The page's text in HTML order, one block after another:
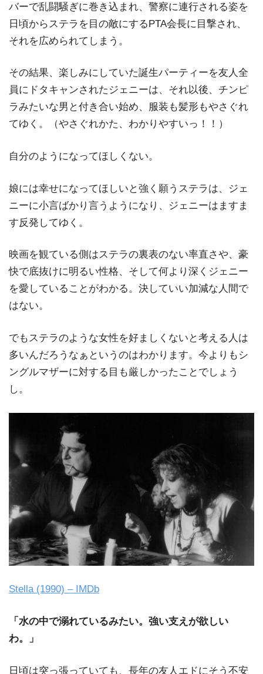
バーで乱闘騒ぎに巻き込まれ、警察に連行される姿を
日頃からステラを目の敵にするPTA会長に目撃され、
それを広められてしまう。
その結果、楽しみにしていた誕生パーティーを友人全
員にドタキャンされたジェニーは、それ以後、チンピ
ラみたいな男と付き合い始め、服装も髪形もやさぐれ
てゆく。（やさぐれかた、わかりやすいっ！！）
自分のようになってほしくない。
娘には幸せになってほしいと強く願うステラは、ジェ
ニーに小言ばかり言うようになり、ジェニーはますま
す反発してゆく。
映画を観ている側はステラの裏表のない率直さや、豪
快で底抜けに明るい性格、そして何より深くジェニー
を愛していることがわかる。決していい加減な人間で
はない。
でもステラのような女性を好ましくないと考える人は
多いんだろうなぁというのはわかります。今よりもシ
ングルマザーに対する目も厳しかったことでしょう
し。
Stella (1990) – IMDb
「水の中で溺れているみたい。強い支えが欲しい
わ。」
日頃は突っ張っていても、長年の友人エドにそう不安